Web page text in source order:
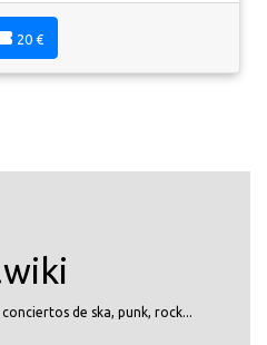
20 €
de ska, punk, rock...